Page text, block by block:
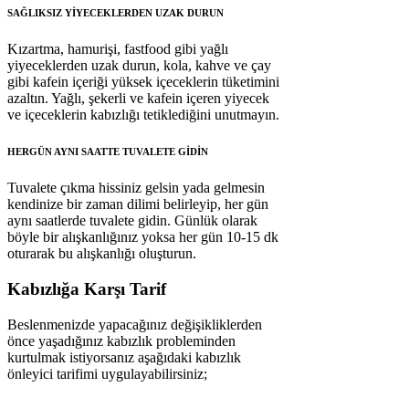
SAĞLIKSIZ YİYECEKLERDEN UZAK DURUN
Kızartma, hamurişi, fastfood gibi yağlı
yiyeceklerden uzak durun, kola, kahve ve çay
gibi kafein içeriği yüksek içeceklerin tüketimini
azaltın. Yağlı, şekerli ve kafein içeren yiyecek
ve içeceklerin kabızlığı tetiklediğini unutmayın.
HERGÜN AYNI SAATTE TUVALETE GİDİN
Tuvalete çıkma hissiniz gelsin yada gelmesin
kendinize bir zaman dilimi belirleyip, her gün
aynı saatlerde tuvalete gidin. Günlük olarak
böyle bir alışkanlığınız yoksa her gün 10-15 dk
oturarak bu alışkanlığı oluşturun.
Kabızlığa Karşı Tarif
Beslenmenizde yapacağınız değişikliklerden
önce yaşadığınız kabızlık probleminden
kurtulmak istiyorsanız aşağıdaki kabızlık
önleyici tarifimi uygulayabilirsiniz;